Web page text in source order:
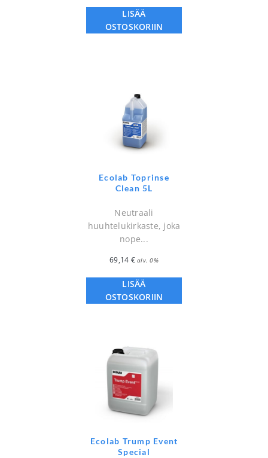
LISÄÄ
OSTOSKORIIN
Ecolab Toprinse
Clean 5L
Neutraali
huuhtelukirkaste, joka
nope...
69,14 € alv. 0%
LISÄÄ
OSTOSKORIIN
Ecolab Trump Event
Special